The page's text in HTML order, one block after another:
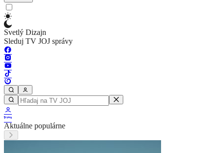
Svetlý Dizajn
Sleduj TV JOJ správy
Aktuálne populárne